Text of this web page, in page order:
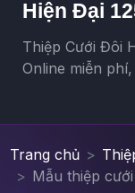
Hiện Đại
Thiệp Cưới Đôi
Online miễn
Trang chủ
Mẫu thiệp